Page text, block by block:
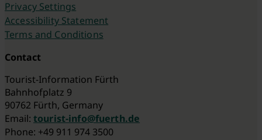
Privacy Settings
Accessibility Statement
Terms and Conditions
Contact
Tourist-Information Fürth
Bahnhofplatz 9
90762 Fürth, Germany
Email: tourist-info@fuerth.de
Phone: +49 911 974 3500